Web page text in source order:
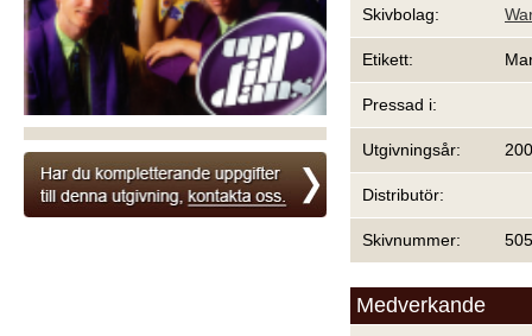
Skivbolag:
Etikett:
Pressad i:
Utgivningsår:
Distributör:
Skivnummer:
Medverkande